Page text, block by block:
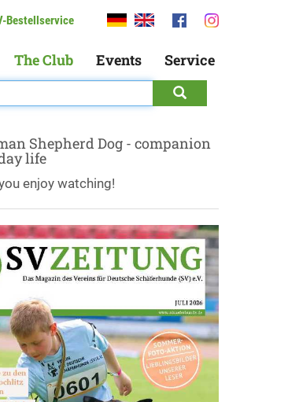
Bestellservice
The Club Events Service
Shepherd Dog - companion
life
enjoy watching!